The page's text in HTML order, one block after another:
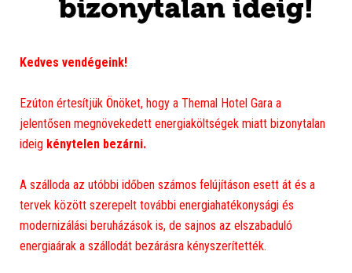
Kedves vendégeink!
Ezúton értesítjük Önöket, hogy a Themal Hotel Gara a
jelentősen megnövekedett energiaköltségek miatt bizonytalan
ideig kénytelen bezárni.
A szálloda az utóbbi időben számos felújításon esett át és a
tervek között szerepelt további energiahatékonysági és
modernizálási beruházások is, de sajnos az elszabaduló
energiaárak a szállodát bezárásra kényszerítették.